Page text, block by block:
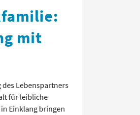
mit
des Lebenspartners
für leibliche
Einklang bringen